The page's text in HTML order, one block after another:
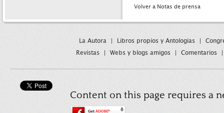
Volver a Notas de prensa
La Autora Libros propios y Antologias
Revistas
Webs y blogs amigos Comentarios
Content on this page requires a